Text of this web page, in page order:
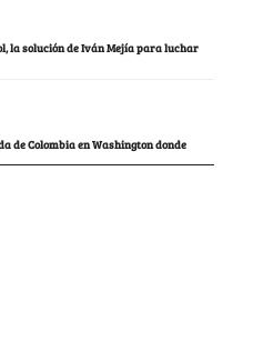
la solución de Iván Mejía para luchar
de Colombia en Washington donde